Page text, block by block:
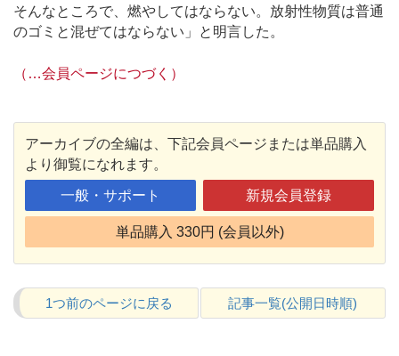
そんなところで、燃やしてはならない。放射性物質は普通
のゴミと混ぜてはならない」と明言した。
（…会員ページにつづく）
アーカイブの全編は、下記会員ページまたは単品購入
より御覧になれます。
一般・サポート 新規会員登録
単品購入 330円 (会員以外)
1つ前のページに戻る 記事一覧(公開日時順)